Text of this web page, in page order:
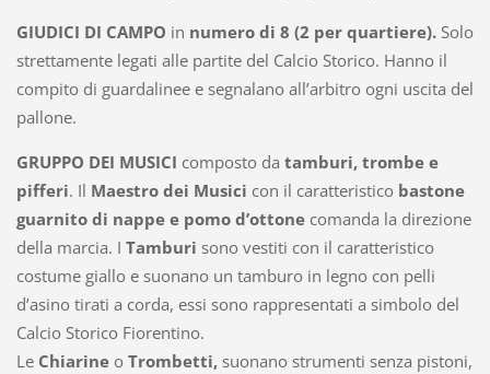
GIUDICI DI CAMPO in numero di 8 (2 per quartiere).Solo
strettamente legati alle partite del Calcio Storico. Hanno il
compito di guardalinee e segnalano all’arbitro ogni uscita del
pallone.
GRUPPO DEI MUSICI composto da tamburi, trombe e
pifferi. Il Maestro dei Musici con il caratteristico bastone
guarnito di nappe e pomod’ottonecomanda la direzione
della marcia. I Tamburi sono vestiti con il caratteristico
costume giallo e suonano un tamburo in legno con pelli
d’asino tirati a corda, essi sono rappresentati a simbolo del
Calcio Storico Fiorentino.
Le Chiarineo Trombetti,suonano strumenti senza pistoni,